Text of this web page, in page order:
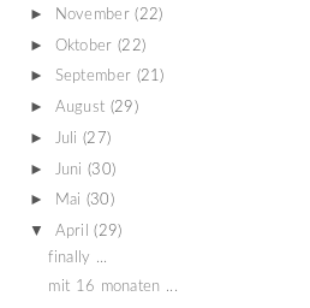
► November (22)
► Oktober (22)
► September (21)
► August (29)
► Juli (27)
► Juni (30)
► Mai (30)
▼ April
(29)
finally ...
mit 16 monaten ...